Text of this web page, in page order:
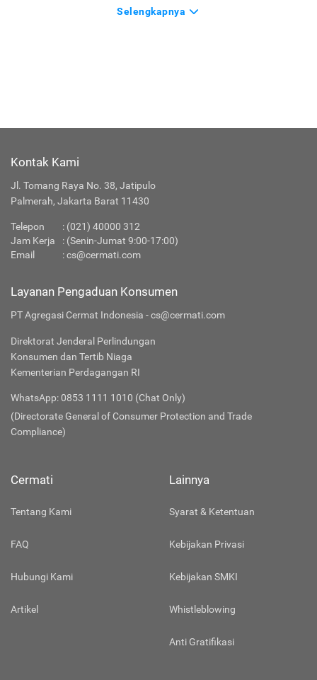
Selengkapnya
Kontak Kami
Jl. Tomang Raya No. 38, Jatipulo
Palmerah, Jakarta Barat 11430
Telepon : (021) 40000 312
Jam Kerja
: (Senin-Jumat 9:00-17:00)
Email
:cs@cermati.com
Layanan Pengaduan Konsumen
PT Agregasi Cermat Indonesia - cs@cermati.com
Direktorat Jenderal Perlindungan
Konsumen dan Tertib Niaga
Kementerian Perdagangan RI
WhatsApp: 0853 1111 1010 (Chat Only)
(Directorate General of Consumer Protection and Trade
Compliance)
Cermati
Tentang Kami
FAQ
Hubungi Kami
Artikel
Lainnya
Syarat & Ketentuan
Kebijakan Privasi
Kebijakan SMKI
Whistleblowing
Anti Gratifikasi